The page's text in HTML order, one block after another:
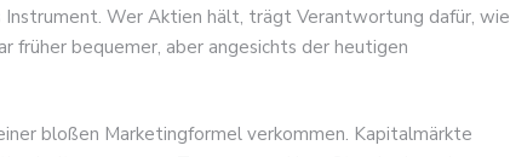
Instrument. Wer Aktien hält, trägt Verantwortung dafür, wie
früher bequemer, aber angesichts der heutigen
bloßen Marketingformel verkommen. Kapitalmärkte